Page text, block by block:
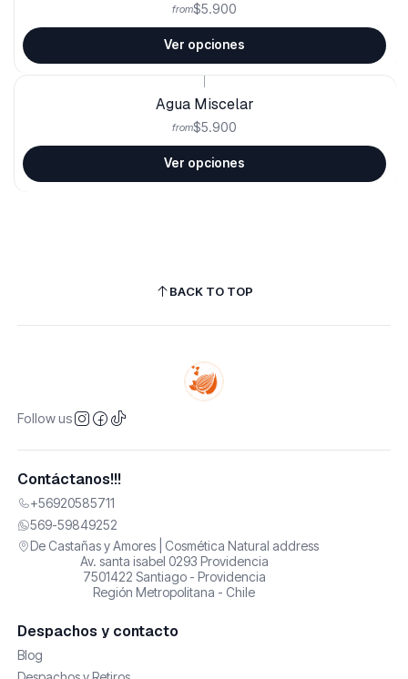
from$5.900
Ver opciones
Agua Miscelar
from$5.900
Ver opciones
BACK TO TOP
Follow us
Contáctanos!!!
+56920585711
569-59849252
De Castañas y Amores | Cosmética Natural address
Av. santa isabel 0293 Providencia
7501422 Santiago - Providencia
Región Metropolitana - Chile
Despachos y contacto
Blog